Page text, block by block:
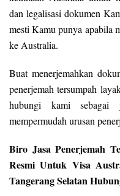
dan legalisasi dokumen
mesti Kamu punya apabila
ke Australia.
Buat menerjemahkan
penerjemah tersumpah
hubungi kami sebagai
mempermudah urusan
Biro Jasa Penerjemah
Resmi Untuk Visa
Tangerang Selatan